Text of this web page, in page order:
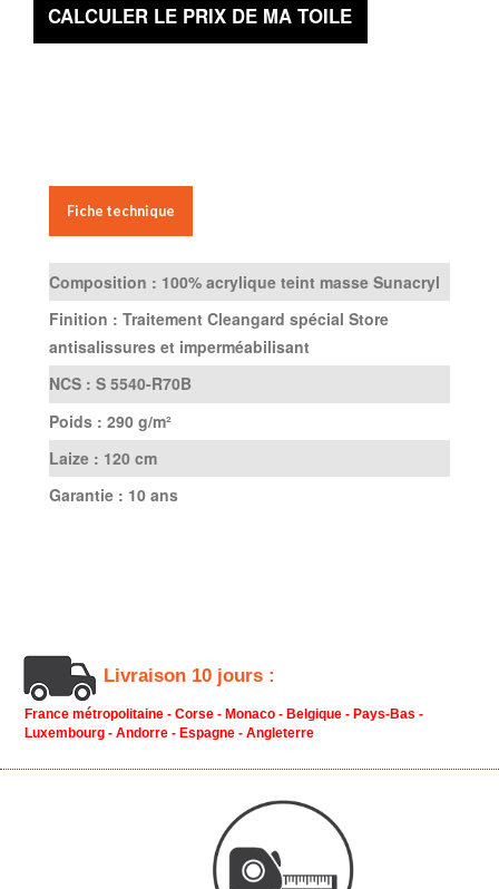
CALCULER LE PRIX DE MA TOILE
Fiche technique
Composition : 100% acrylique teint masse Sunacryl
Finition : Traitement Cleangard spécial Store
antisalissures et imperméabilisant
NCS : S 5540-R70B
Poids : 290 g/m²
Laize : 120 cm
Garantie : 10 ans
Livraison 10 jours :
France métropolitaine - Corse - Monaco - Belgique - Pays-Bas -
Luxembourg - Andorre - Espagne - Angleterre